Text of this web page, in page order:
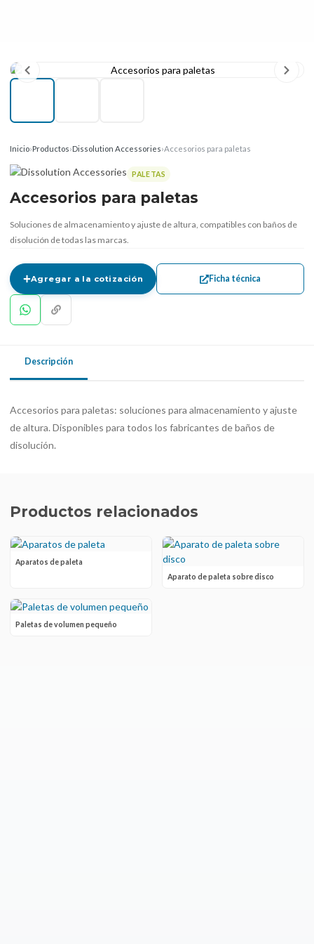
Inicio›Productos›Dissolution Accessories›Accesorios para paletas
PALETAS
Accesorios para paletas
Soluciones de almacenamiento y ajuste de altura, compatibles con baños de
disolución de todas las marcas.
Agregar a la cotización Ficha técnica
Descripción
Accesorios para paletas: soluciones para almacenamiento y ajuste
de altura. Disponibles para todos los fabricantes de baños de
disolución.
Productos relacionados
Aparatos de paleta
Aparato de paleta sobre disco
Paletas de volumen pequeño